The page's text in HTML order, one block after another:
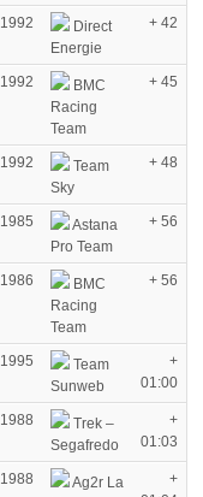
1992
Direct
Energie
+ 42
1992
BMC
Racing
Team
+ 45
1992
Team
Sky
+ 48
1985
Astana
Pro Team
+ 56
1986
BMC
Racing
Team
+ 56
1995
Team
Sunweb
+
01:00
1988
Trek –
Segafredo
+
01:03
1988
Ag2r La
+